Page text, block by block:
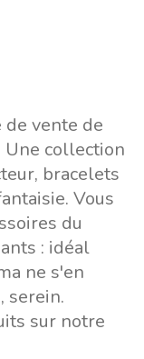
de vente de
collection
bracelets
Vous
du
: idéal
ne s'en
serein.
sur notre